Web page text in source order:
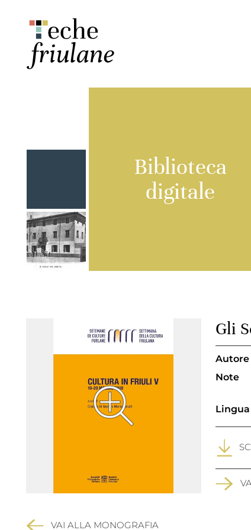
Biblioteca
digitale
VAI ALLA MONOGRAFIA
Gli
Autore
Note
Lingua